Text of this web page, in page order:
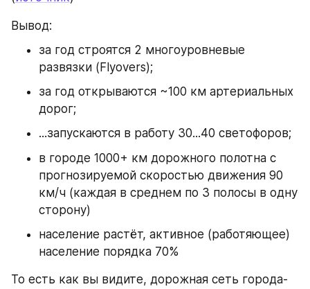
Вывод:
за год строятся 2 многоуровневые
развязки (Flyovers);
за год открываются ~100 км артериальных
дорог;
...запускаются в работу 30...40 светофоров;
в городе 1000+ км дорожного полотна с
прогнозируемой скоростью движения 90
км/ч (каждая в среднем по 3 полосы в одну
сторону)
население растёт, активное (работяющее)
население порядка 70%
То есть как вы видите, дорожная сеть города-